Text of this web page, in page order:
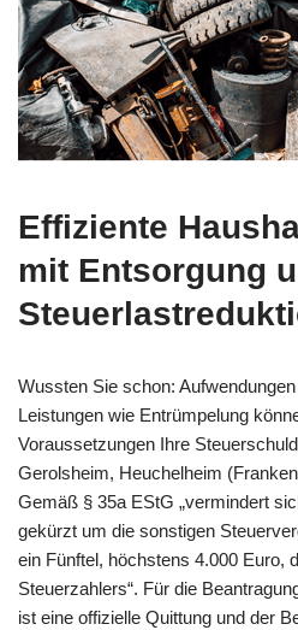
Effiziente
mit Entsorgung
Wussten Sie schon:
Leistungen wie Entrümpelung
Voraussetzungen Ihre
Gerolsheim, Heuchelheim
Gemäß § 35a EStG „vermindert
gekürzt um die sonstigen
ein Fünftel, höchstens 4.000 Euro,
Steuerzahlers“. Für die
ist eine offizielle Quittung und der